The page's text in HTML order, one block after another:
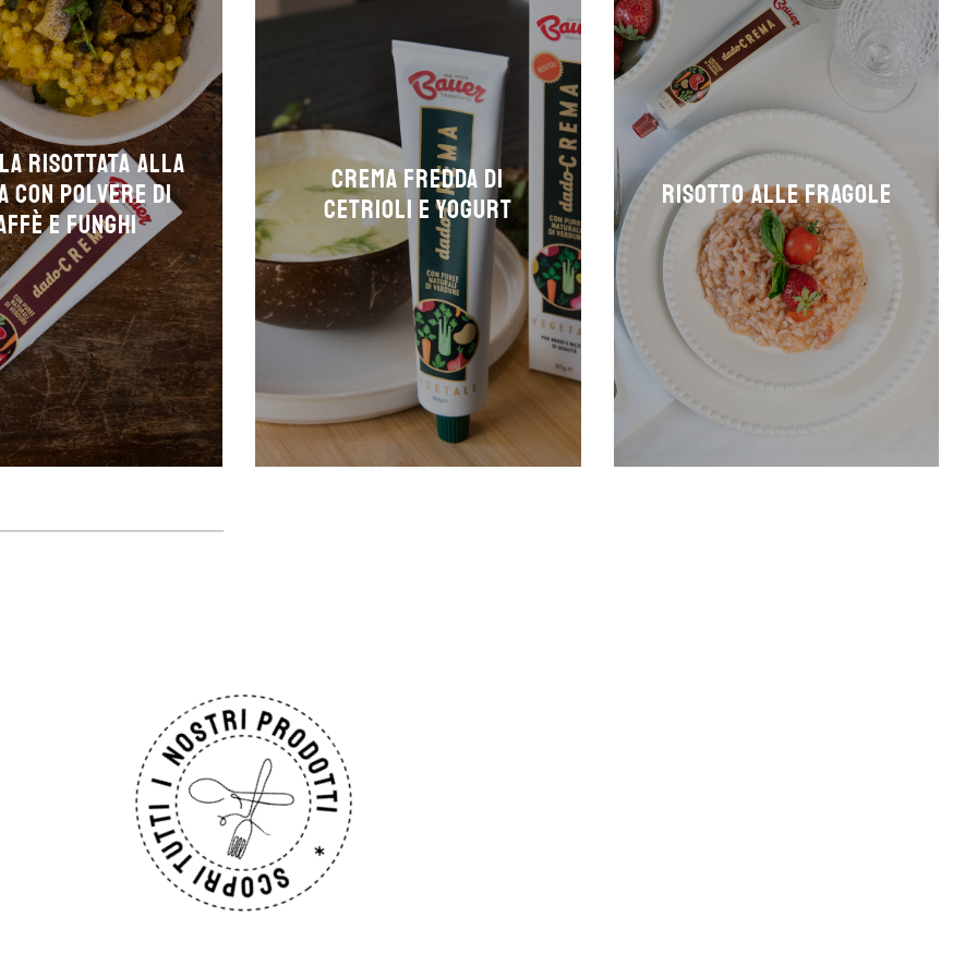
risottata alla
con polvere di
e funghi
Crema fredda di
cetrioli e yogurt
Risotto alle fragole